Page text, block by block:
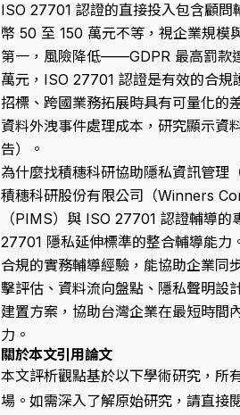
ISO 27701 認證的直接投入包含顧問
幣 50 至 150 萬元不等，視企業規模
第一，風險降低——GDPR 最高罰款
萬元，ISO 27701 認證是有效的合
招標、跨國業務拓展時具有可量化
資料外洩事件處理成本，研究顯示
告）。
為什麼找積穗科研協助隱私資訊管理
積穗科研股份有限公司（Winners
（PIMS）與 ISO 27701 認證輔導
27701 隱私延伸標準的整合輔導能力
合規的實務輔導經驗，能協助企業同
擊評估、資料流向盤點、隱私聲明設
建置方案，協助台灣企業在最短時間
力。
關於本文引用論文
本文評析觀點基於以下學術研究，所
場。如需深入了解原始研究，請直接